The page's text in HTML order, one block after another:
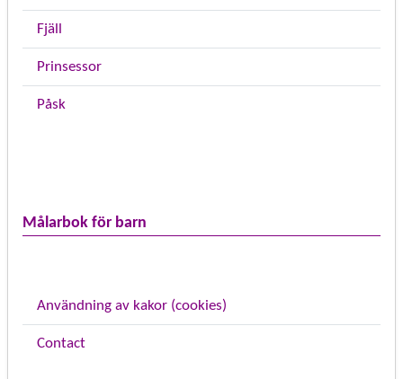
Fjäll
Prinsessor
Påsk
Målarbok för barn
Användning av kakor (cookies)
Contact